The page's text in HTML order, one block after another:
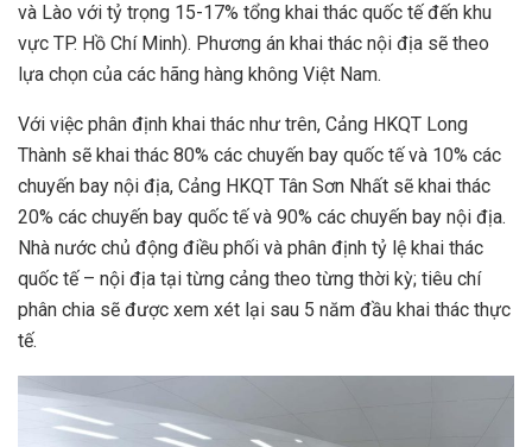
và Lào với tỷ trọng 15-17% tổng khai thác quốc tế đến khu
vực TP. Hồ Chí Minh). Phương án khai thác nội địa sẽ theo
lựa chọn của các hãng hàng không Việt Nam.
Với việc phân định khai thác như trên, Cảng HKQT Long
Thành sẽ khai thác 80% các chuyến bay quốc tế và 10% các
chuyến bay nội địa, Cảng HKQT Tân Sơn Nhất sẽ khai thác
20% các chuyến bay quốc tế và 90% các chuyến bay nội địa.
Nhà nước chủ động điều phối và phân định tỷ lệ khai thác
quốc tế – nội địa tại từng cảng theo từng thời kỳ; tiêu chí
phân chia sẽ được xem xét lại sau 5 năm đầu khai thác thực
tế.